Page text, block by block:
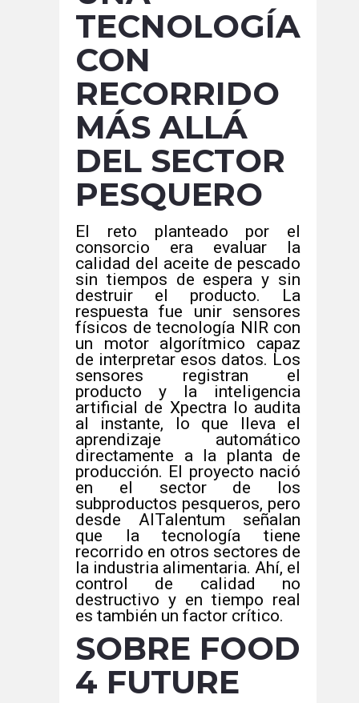
TECNOLOGÍA
CON
RECORRIDO
MÁS ALLÁ
DEL SECTOR
PESQUERO
El reto planteado por el
consorcio era evaluar la
calidad del aceite de pescado
sin tiempos de espera y sin
destruir el producto. La
respuesta fue unir sensores
físicos de tecnología NIR con
un motor algorítmico capaz
de interpretar esos datos. Los
sensores registran el
producto y la inteligencia
artificial de Xpectra lo audita
al instante, lo que lleva el
aprendizaje automático
directamente a la planta de
producción. El proyecto nació
en el sector de los
subproductos pesqueros, pero
desde AITalentum señalan
que la tecnología tiene
recorrido en otros sectores de
la industria alimentaria. Ahí, el
control de calidad no
destructivo y en tiempo real
es también un factor crítico.
SOBRE FOOD
4 FUTURE